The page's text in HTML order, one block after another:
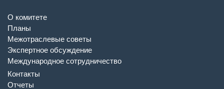
О комитете
Планы
Межотраслевые советы
Экспертное обсуждение
Международное сотрудничество
Контакты